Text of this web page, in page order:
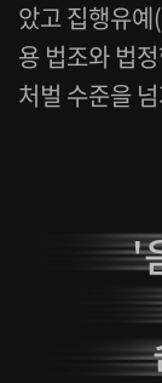
았고 집행유
용 법조와 법
처벌 수준을
'